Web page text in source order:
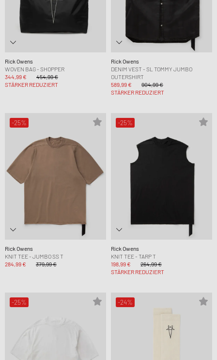
Rick Owens
WOVEN BAG - SHOPPER
344,99 €
454,99 €
STÄRKER REDUZIERT
Rick Owens
DENIM VEST - SL TOMMY JUMBO
OUTERSHIRT
589,99 €
904,99 €
STÄRKER REDUZIERT
-25%
Rick Owens
KNIT TEE - JUMBO SS T
284,99 €
379,99 €
-25%
Rick Owens
KNIT TEE - TARP T
198,99 €
264,99 €
STÄRKER REDUZIERT
-25% -24%